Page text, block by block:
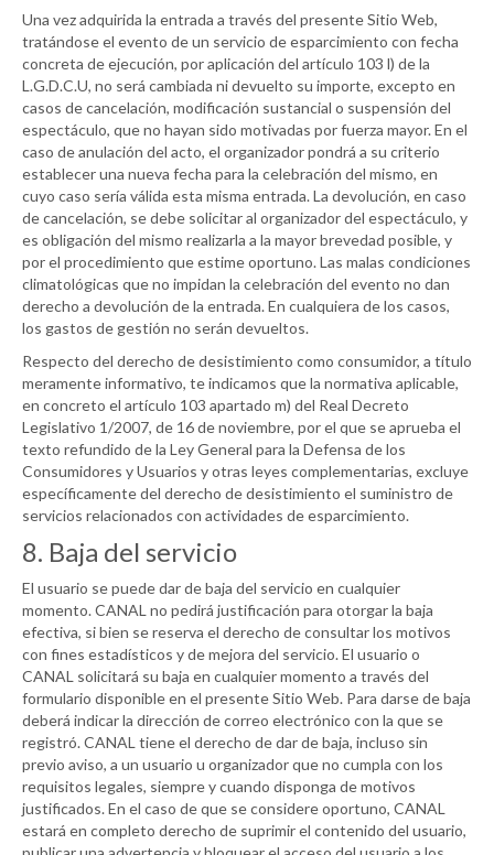
Una vez adquirida la entrada a través del presente Sitio Web,
tratándose el evento de un servicio de esparcimiento con fecha
concreta de ejecución, por aplicación del artículo 103 l) de la
L.G.D.C.U, no será cambiada ni devuelto su importe, excepto en
casos de cancelación, modificación sustancial o suspensión del
espectáculo, que no hayan sido motivadas por fuerza mayor. En el
caso de anulación del acto, el organizador pondrá a su criterio
establecer una nueva fecha para la celebración del mismo, en
cuyo caso sería válida esta misma entrada. La devolución, en caso
de cancelación, se debe solicitar al organizador del espectáculo, y
es obligación del mismo realizarla a la mayor brevedad posible, y
por el procedimiento que estime oportuno. Las malas condiciones
climatológicas que no impidan la celebración del evento no dan
derecho a devolución de la entrada. En cualquiera de los casos,
los gastos de gestión no serán devueltos.
Respecto del derecho de desistimiento como consumidor, a título
meramente informativo, te indicamos que la normativa aplicable,
en concreto el artículo 103 apartado m) del Real Decreto
Legislativo 1/2007, de 16 de noviembre, por el que se aprueba el
texto refundido de la Ley General para la Defensa de los
Consumidores y Usuarios y otras leyes complementarias, excluye
específicamente del derecho de desistimiento el suministro de
servicios relacionados con actividades de esparcimiento.
8. Baja del servicio
El usuario se puede dar de baja del servicio en cualquier
momento.CANAL no pedirá justificación para otorgar la baja
efectiva, si bien se reserva el derecho de consultar los motivos
con fines estadísticos y de mejora del servicio. El usuario o
CANAL solicitará su baja en cualquier momento a través del
formulario disponible en el presente Sitio Web. Para darse de baja
deberá indicar la dirección de correo electrónico con la que se
registró.CANAL tiene el derecho de dar de baja, incluso sin
previo aviso, a un usuario u organizador que no cumpla con los
requisitos legales, siempre y cuando disponga de motivos
justificados. En el caso de que se considere oportuno, CANAL
estará en completo derecho de suprimir el contenido del usuario,